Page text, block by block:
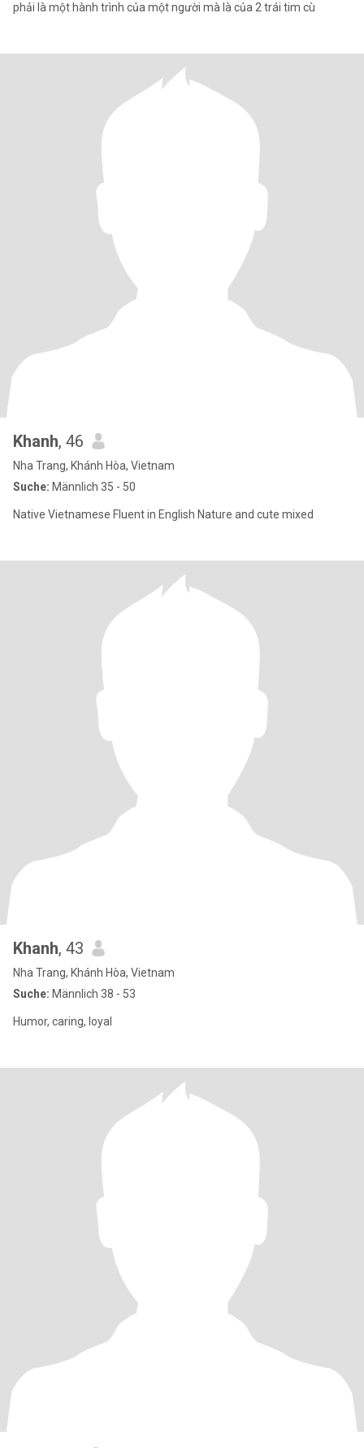
phải là một hành trình của một người mà là của 2 trái tim cù
Khanh, 46
Nha Trang, Khánh Hòa, Vietnam
Suche: Männlich 35 - 50
Native Vietnamese Fluent in English Nature and cute mixed
Khanh, 43
Nha Trang, Khánh Hòa, Vietnam
Suche: Männlich 38 - 53
Humor, caring, loyal